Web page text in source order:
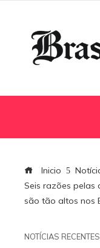
Inicio
Seis razões pelas
são tão altos nos
NOTÍCIAS RECENTES